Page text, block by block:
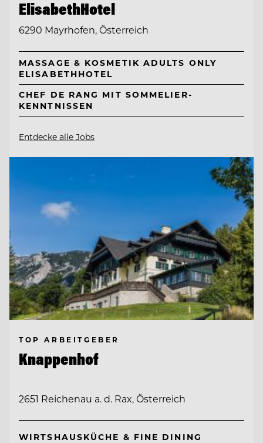
ElisabethHotel
6290 Mayrhofen, Österreich
MASSAGE & KOSMETIK ADULTS ONLY
ELISABETHHOTEL
CHEF DE RANG MIT SOMMELIER-
KENNTNISSEN
Entdecke alle Jobs
TOP ARBEITGEBER
Knappenhof
2651 Reichenau a. d. Rax, Österreich
WIRTSHAUSKÜCHE & FINE DINING